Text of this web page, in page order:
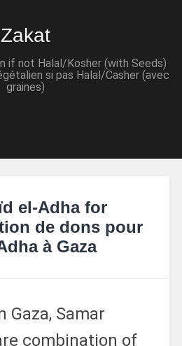
Zakat
if not Halal/Kosher (with Seeds)
si pas Halal/Casher (avec
graines)
el-Adha for
de dons pour
à Gaza
Gaza, Samar
combination of